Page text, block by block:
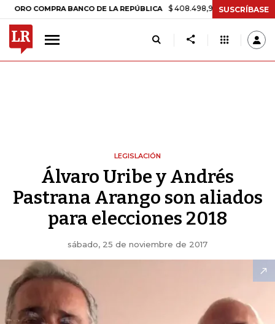
COMPRA BANCO DE LA REPÚBLICA $ 408.498,97 +$ 8.753,81 +2,19%
SUSCRÍBASE
LEGISLACIÓN
Álvaro Uribe y Andrés
Pastrana Arango son aliados
para elecciones 2018
sábado, 25 de noviembre de 2017